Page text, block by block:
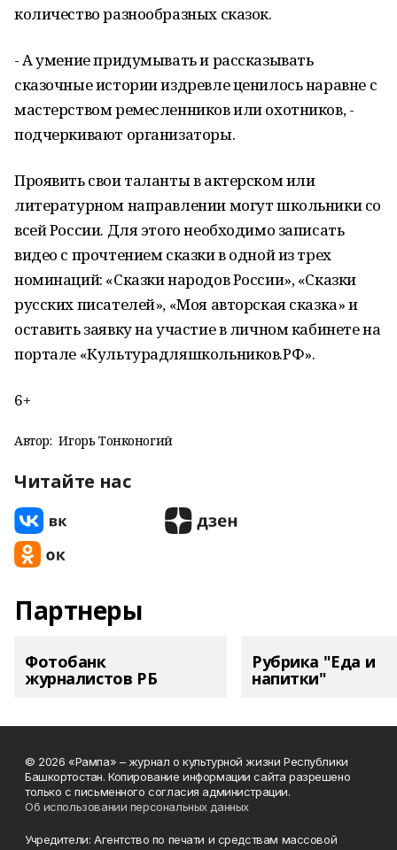
количество разнообразных сказок.
- А умение придумывать и рассказывать
сказочные истории издревле ценилось наравне с
мастерством ремесленников или охотников, -
подчеркивают организаторы.
Проявить свои таланты в актерском или
литературном направлении могут школьники со
всей России. Для этого необходимо записать
видео с прочтением сказки в одной из трех
номинаций: «Сказки народов России», «Сказки
русских писателей», «Моя авторская сказка» и
оставить заявку на участие в личном кабинете на
портале «Культурадляшкольников.РФ».
6+
Автор: Игорь Тонконогий
Читайте нас
Партнеры
Фотобанк
журналистов РБ
Рубрика "Еда и
напитки"
© 2026 «Рампа» – журнал о культурной жизни Республики
Башкортостан. Копирование информации сайта разрешено
только с письменного согласия администрации.
Об использовании персональных данных
Учредители: Агентство по печати и средствам массовой